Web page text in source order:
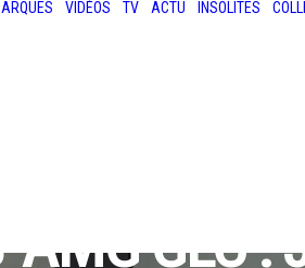
VIDÉOS TV ACTU INSOLITES
AMG GLC :